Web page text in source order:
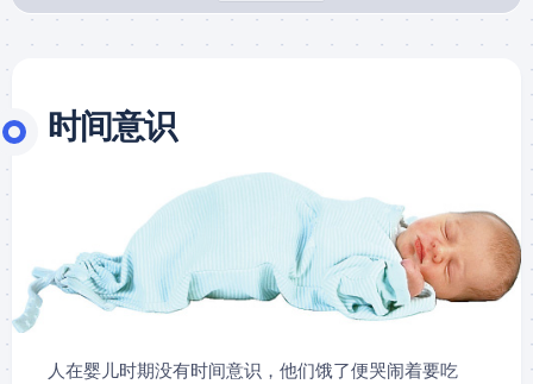
时间意识
人在婴儿时期没有时间意识，他们饿了便哭闹着要吃